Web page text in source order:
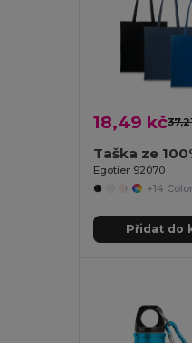
18,49 kč
Egotier 92070
+14
Přidat do